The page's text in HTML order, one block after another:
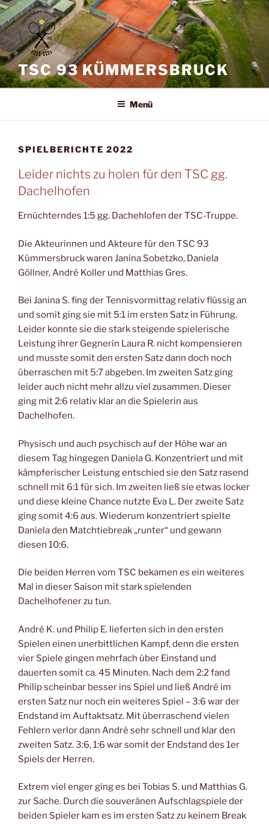
Zum
Inhalt
springen
TSC 93 KÜMMERSBRUCK
Menü
SPIELBERICHTE 2022
Leider nichts zu holen für den TSC gg.
Dachelhofen
Ernüchterndes 1:5 gg. Dachehlofen der TSC-Truppe.
Die Akteurinnen und Akteure für den TSC 93
Kümmersbruck waren Janina Sobetzko, Daniela
Göllner, André Koller und Matthias Gres.
Bei Janina S. fing der Tennisvormittag relativ flüssig an
und somit ging sie mit 5:1 im ersten Satz in Führung.
Leider konnte sie die stark steigende spielerische
Leistung ihrer Gegnerin Laura R. nicht kompensieren
und musste somit den ersten Satz dann doch noch
überraschen mit 5:7 abgeben. Im zweiten Satz ging
leider auch nicht mehr allzu viel zusammen. Dieser
ging mit 2:6 relativ klar an die Spielerin aus
Dachelhofen.
Physisch und auch psychisch auf der Höhe war an
diesem Tag hingegen Daniela G. Konzentriert und mit
kämpferischer Leistung entschied sie den Satz rasend
schnell mit 6:1 für sich. Im zweiten ließ sie etwas locker
und diese kleine Chance nutzte Eva L. Der zweite Satz
ging somit 4:6 aus. Wiederum konzentriert spielte
Daniela den Matchtiebreak „runter“ und gewann
diesen 10:6.
Die beiden Herren vom TSC bekamen es ein weiteres
Mal in dieser Saison mit stark spielenden
Dachelhofener zu tun.
André K. und Philip E. lieferten sich in den ersten
Spielen einen unerbittlichen Kampf, denn die ersten
vier Spiele gingen mehrfach über Einstand und
dauerten somit ca. 45 Minuten. Nach dem 2:2 fand
Philip scheinbar besser ins Spiel und ließ André im
ersten Satz nur noch ein weiteres Spiel – 3:6 war der
Endstand im Auftaktsatz. Mit überraschend vielen
Fehlern verlor dann André sehr schnell und klar den
zweiten Satz. 3:6, 1:6 war somit der Endstand des 1er
Spiels der Herren.
Extrem viel enger ging es bei Tobias S. und Matthias G.
zur Sache. Durch die souveränen Aufschlagspiele der
beiden Spieler kam es im ersten Satz zu keinem Break